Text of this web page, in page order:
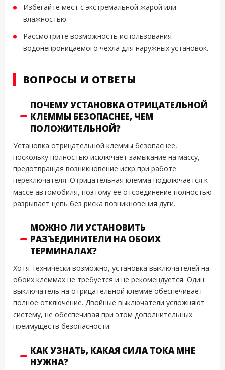
Избегайте мест с экстремальной жарой или
влажностью
Рассмотрите возможность использования
водонепроницаемого чехла для наружных установок.
ВОПРОСЫ И ОТВЕТЫ
ПОЧЕМУ УСТАНОВКА ОТРИЦАТЕЛЬНОЙ
КЛЕММЫ БЕЗОПАСНЕЕ, ЧЕМ
ПОЛОЖИТЕЛЬНОЙ?
Установка отрицательной клеммы безопаснее,
поскольку полностью исключает замыкание на массу,
предотвращая возникновение искр при работе
переключателя. Отрицательная клемма подключается к
массе автомобиля, поэтому её отсоединение полностью
разрывает цепь без риска возникновения дуги.
МОЖНО ЛИ УСТАНОВИТЬ
РАЗЪЕДИНИТЕЛИ НА ОБОИХ
ТЕРМИНАЛАХ?
Хотя технически возможно, установка выключателей на
обоих клеммах не требуется и не рекомендуется. Один
выключатель на отрицательной клемме обеспечивает
полное отключение. Двойные выключатели усложняют
систему, не обеспечивая при этом дополнительных
преимуществ безопасности.
КАК УЗНАТЬ, КАКАЯ СИЛА ТОКА МНЕ
НУЖНА?